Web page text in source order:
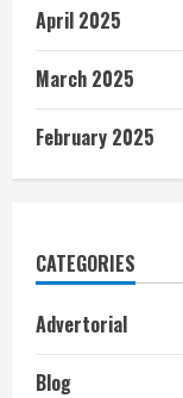
April 2025
March 2025
February 2025
CATEGORIES
Advertorial
Blog